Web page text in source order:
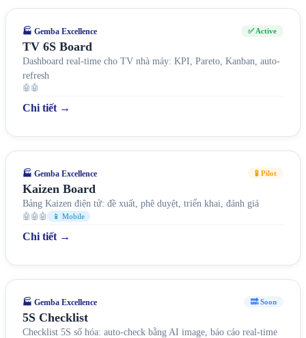
🏭 Gemba Excellence ✅ Active
TV 6S Board
Dashboard real-time cho TV nhà máy: KPI, Pareto, Kanban, auto-
refresh
🤖🤖
Chi tiết →
🏭 Gemba Excellence 🧪 Pilot
Kaizen Board
Bảng Kaizen điện tử: đề xuất, phê duyệt, triển khai, đánh giá
🤖🤖🤖 📱 Mobile
Chi tiết →
🏭 Gemba Excellence 🔜 Soon
5S Checklist
Checklist 5S số hóa: auto-check bằng AI image, báo cáo real-time